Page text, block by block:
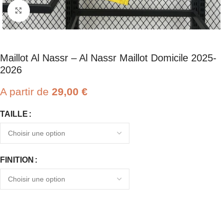
Click to enlarge
Maillot Al Nassr – Al Nassr Maillot Domicile 2025-
2026
A partir de 29,00 €
TAILLE
FINITION